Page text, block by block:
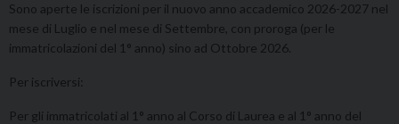
Sono aperte le iscrizioni per il nuovo anno accademico 2026-2027 nel
mese di Luglio e nel mese di Settembre, con proroga (per le
immatricolazioni del 1° anno) sino ad Ottobre 2026.
Per iscriversi:
Per gli immatricolati al 1° anno al Corso di Laurea e al 1° anno del